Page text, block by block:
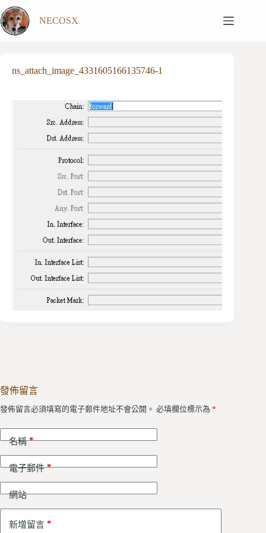
跳
至
主
NECOSX
ns_attach_image_4331605166135746-1
發佈留言
發佈留言必須填寫的電子郵件地址不會公開。 必填欄位標示為 *
名稱*
電子郵件*
網站
新增留言 *